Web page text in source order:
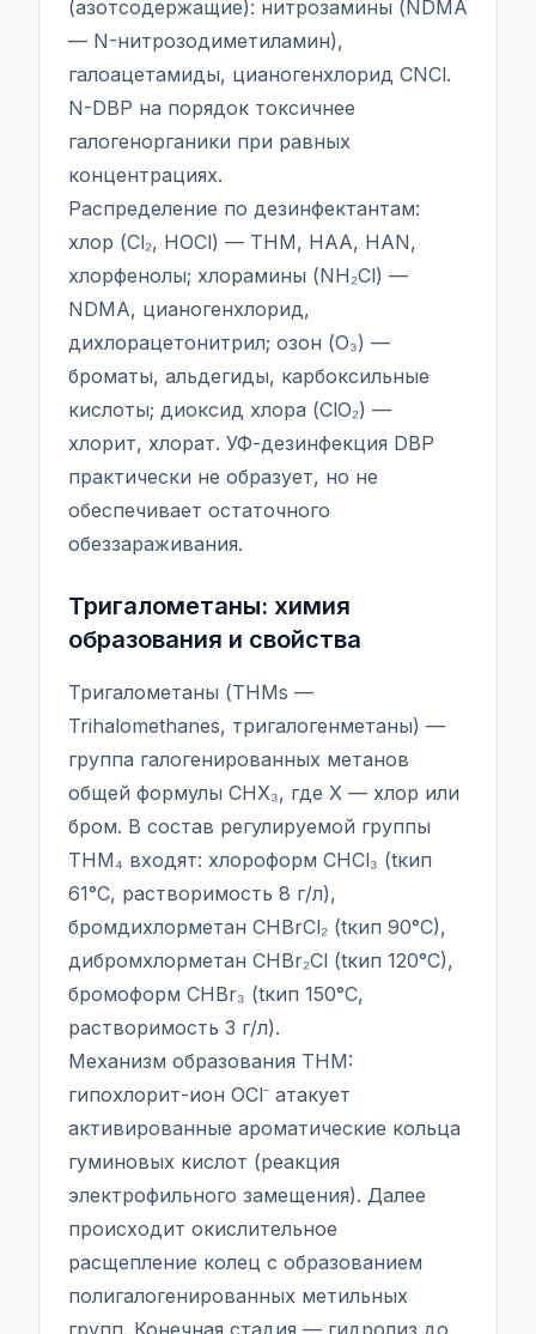
(азотсодержащие): нитрозамины (NDMA
— N-нитрозодиметиламин),
галоацетамиды, цианогенхлорид CNCl.
N-DBP на порядок токсичнее
галогенорганики при равных
концентрациях.
Распределение по дезинфектантам:
хлор (Cl₂, HOCl) — THM, HAA, HAN,
хлорфенолы; хлорамины (NH₂Cl) —
NDMA, цианогенхлорид,
дихлорацетонитрил; озон (O₃) —
броматы, альдегиды, карбоксильные
кислоты; диоксид хлора (ClO₂) —
хлорит, хлорат. УФ-дезинфекция DBP
практически не образует, но не
обеспечивает остаточного
обеззараживания.
Тригалометаны: химия
образования и свойства
Тригалометаны (THMs —
Trihalomethanes, тригалогенметаны) —
группа галогенированных метанов
общей формулы CHX₃, где X — хлор или
бром. В состав регулируемой группы
THM₄ входят: хлороформ CHCl₃ (tкип
61°C, растворимость 8 г/л),
бромдихлорметан CHBrCl₂ (tкип 90°C),
дибромхлорметан CHBr₂Cl (tкип 120°C),
бромоформ CHBr₃ (tкип 150°C,
растворимость 3 г/л).
Механизм образования THM:
гипохлорит-ион OCl⁻ атакует
активированные ароматические кольца
гуминовых кислот (реакция
электрофильного замещения). Далее
происходит окислительное
расщепление колец с образованием
полигалогенированных метильных
групп. Конечная стадия — гидролиз до